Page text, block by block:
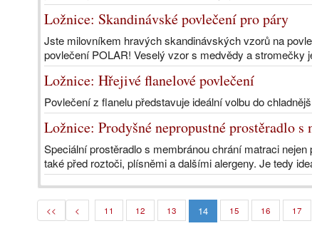
Ložnice: Skandinávské povlečení pro páry
Jste milovníkem hravých skandinávských vzorů na
povlečení POLAR! Veselý vzor s medvědy a stromečky
Ložnice: Hřejivé flanelové povlečení
Povlečení z flanelu představuje ideální volbu do
Ložnice: Prodyšné nepropustné prostěradlo
Speciální prostěradlo s membránou chrání matraci
také před roztoči, plísněmi a dalšími alergeny. Je tedy
<< < 11 12 13 14 15 16 17